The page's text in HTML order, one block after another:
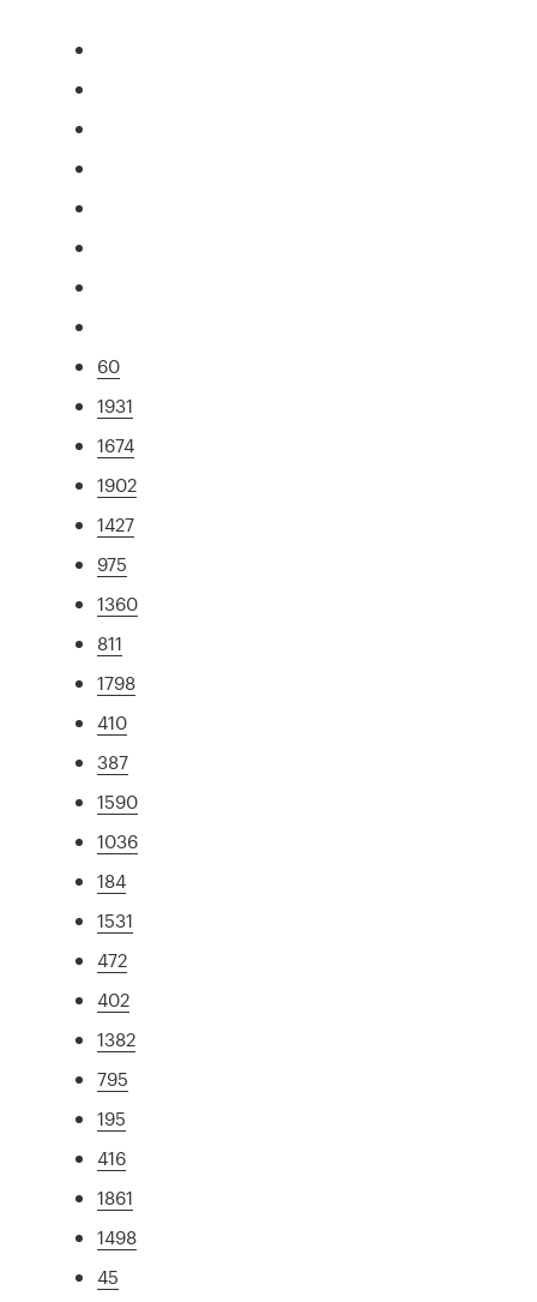
60
1931
1674
1902
1427
975
1360
811
1798
410
387
1590
1036
184
1531
472
402
1382
795
195
416
1861
1498
45